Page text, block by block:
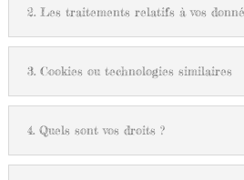
2. Les traitements relatifs à vos
3. Cookies ou technologies similaires
4. Quels sont vos droits ?